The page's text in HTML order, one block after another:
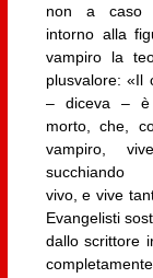
non a caso
intorno alla
vampiro la
plusvalore: «Il
– diceva – è
morto, che,
vampiro,
succhiando
vivo, e vive
Evangelisti
dallo scrittore